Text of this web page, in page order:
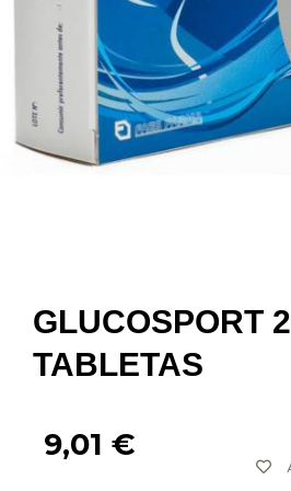
GLUCOSPORT
TABLETAS
9,01 €